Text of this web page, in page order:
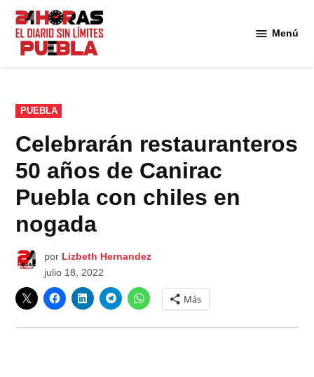
Saltar
contenido
Menú
PUBLICADO
EN
PUEBLA
Celebrarán restauranteros
50 años de Canirac
Puebla con chiles en
nogada
por Lizbeth Hernandez
julio 18, 2022
Más